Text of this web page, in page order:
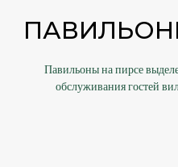
Павильоны на пирсе
обслуживания гостей